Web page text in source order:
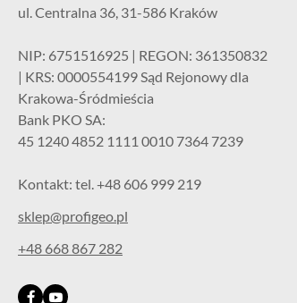
ul. Centralna 36, 31-586 Kraków
NIP: 6751516925 | REGON: 361350832
| KRS: 0000554199 Sąd Rejonowy dla
Krakowa-Śródmieścia
Bank PKO SA:
45 1240 4852 1111 0010 7364 7239
Kontakt: tel. +48 606 999 219
sklep@profigeo.pl
+48 668 867 282